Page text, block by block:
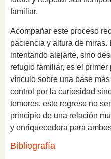
familiar.
Acompañar este proceso
paciencia y altura de miras.
intentando alejarte, sino
refugio familiar, es el primer
vínculo sobre una base
control por la curiosidad
temores, este regreso no
principio de una relación
y enriquecedora para
Bibliografía